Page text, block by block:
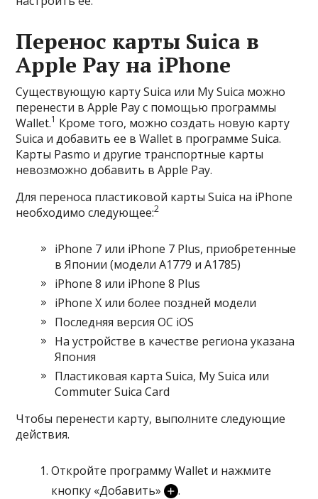
Перенос карты Suica в
Apple Pay на iPhone
Существующую карту Suica или My Suica можно
перенести в Apple Pay с помощью программы
Wallet.1 Кроме того, можно создать новую карту
Suica и добавить ее в Wallet в программе Suica.
Карты Pasmo и другие транспортные карты
невозможно добавить в Apple Pay.
Для переноса пластиковой карты Suica на iPhone
необходимо следующее:2
iPhone 7 или iPhone 7 Plus, приобретенные
в Японии (модели A1779 и A1785)
iPhone 8 или iPhone 8 Plus
iPhone X или более поздней модели
Последняя версия ОС iOS
На устройстве в качестве региона указана
Япония
Пластиковая карта Suica, My Suica или
Commuter Suica Card
Чтобы перенести карту, выполните следующие
действия.
Откройте программу Wallet и нажмите
кнопку «Добавить»
.